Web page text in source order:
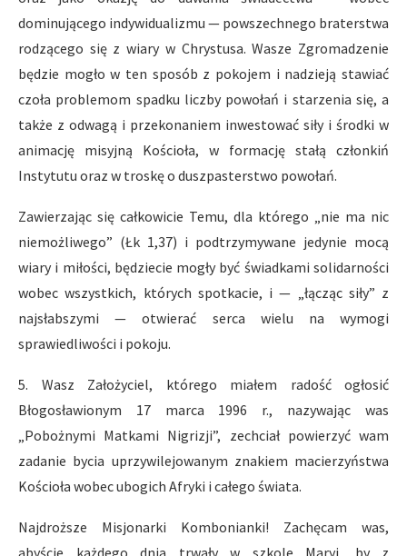
dominującego indywidualizmu — powszechnego braterstwa
rodzącego się z wiary w Chrystusa. Wasze Zgromadzenie
będzie mogło w ten sposób z pokojem i nadzieją stawiać
czoła problemom spadku liczby powołań i starzenia się, a
także z odwagą i przekonaniem inwestować siły i środki w
animację misyjną Kościoła, w formację stałą członkiń
Instytutu oraz w troskę o duszpasterstwo powołań.
Zawierzając się całkowicie Temu, dla którego „nie ma nic
niemożliwego” (Łk 1,37) i podtrzymywane jedynie mocą
wiary i miłości, będziecie mogły być świadkami solidarności
wobec wszystkich, których spotkacie, i — „łącząc siły” z
najsłabszymi — otwierać serca wielu na wymogi
sprawiedliwości i pokoju.
5. Wasz Założyciel, którego miałem radość ogłosić
Błogosławionym 17 marca 1996 r., nazywając was
„Pobożnymi Matkami Nigrizji”, zechciał powierzyć wam
zadanie bycia uprzywilejowanym znakiem macierzyństwa
Kościoła wobec ubogich Afryki i całego świata.
Najdroższe Misjonarki Kombonianki! Zachęcam was,
abyście każdego dnia trwały w szkole Maryi, by z